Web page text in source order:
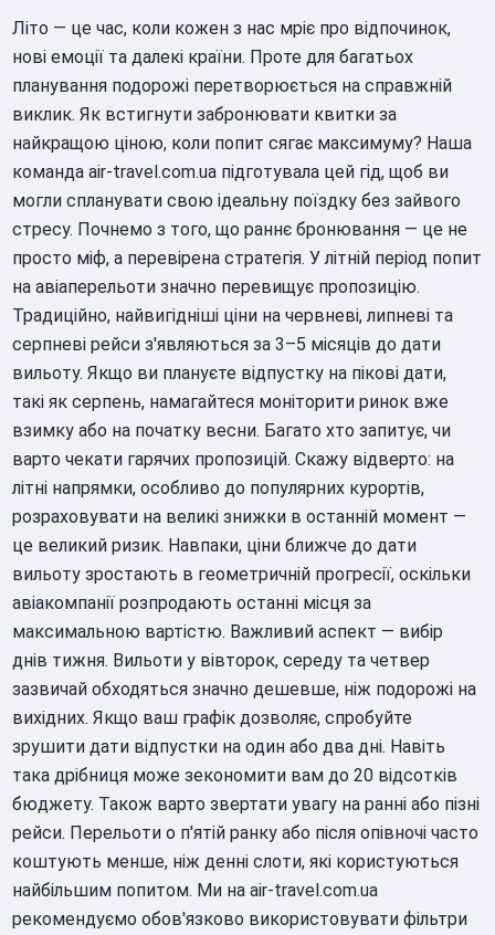
Літо — це час, коли кожен з нас мріє про відпочинок,
нові емоції та далекі країни. Проте для багатьох
планування подорожі перетворюється на справжній
виклик. Як встигнути забронювати квитки за
найкращою ціною, коли попит сягає максимуму? Наша
команда air-travel.com.ua підготувала цей гід, щоб ви
могли спланувати свою ідеальну поїздку без зайвого
стресу. Почнемо з того, що раннє бронювання — це не
просто міф, а перевірена стратегія. У літній період попит
на авіаперельоти значно перевищує пропозицію.
Традиційно, найвигідніші ціни на червневі, липневі та
серпневі рейси з'являються за 3–5 місяців до дати
вильоту. Якщо ви плануєте відпустку на пікові дати,
такі як серпень, намагайтеся моніторити ринок вже
взимку або на початку весни. Багато хто запитує, чи
варто чекати гарячих пропозицій. Скажу відверто: на
літні напрямки, особливо до популярних курортів,
розраховувати на великі знижки в останній момент —
це великий ризик. Навпаки, ціни ближче до дати
вильоту зростають в геометричній прогресії, оскільки
авіакомпанії розпродають останні місця за
максимальною вартістю. Важливий аспект — вибір
днів тижня. Вильоти у вівторок, середу та четвер
зазвичай обходяться значно дешевше, ніж подорожі на
вихідних. Якщо ваш графік дозволяє, спробуйте
зрушити дати відпустки на один або два дні. Навіть
така дрібниця може зекономити вам до 20 відсотків
бюджету. Також варто звертати увагу на ранні або пізні
рейси. Перельоти о п'ятій ранку або після опівночі часто
коштують менше, ніж денні слоти, які користуються
найбільшим попитом. Ми на air-travel.com.ua
рекомендуємо обов'язково використовувати фільтри